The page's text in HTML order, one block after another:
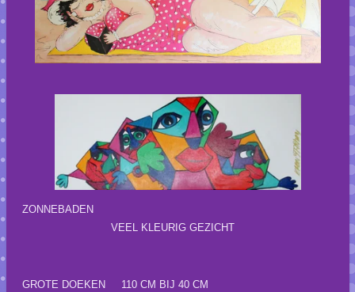
ZONNEBADEN
VEEL KLEURIG GEZICHT
GROTE DOEKEN 110 CM BIJ 40 CM